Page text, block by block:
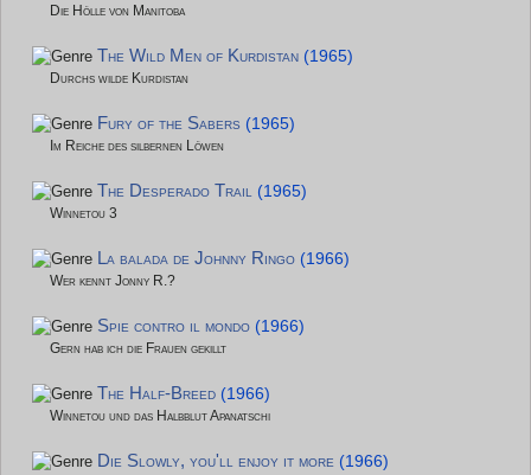
Die Hölle von Manitoba
The Wild Men of Kurdistan (1965)
Durchs wilde Kurdistan
Fury of the Sabers (1965)
Im Reiche des silbernen Löwen
The Desperado Trail (1965)
Winnetou 3
La balada de Johnny Ringo (1966)
Wer kennt Jonny R.?
Spie contro il mondo (1966)
Gern hab ich die Frauen gekillt
The Half-Breed (1966)
Winnetou und das Halbblut Apanatschi
Die Slowly, you'll enjoy it more (1966)